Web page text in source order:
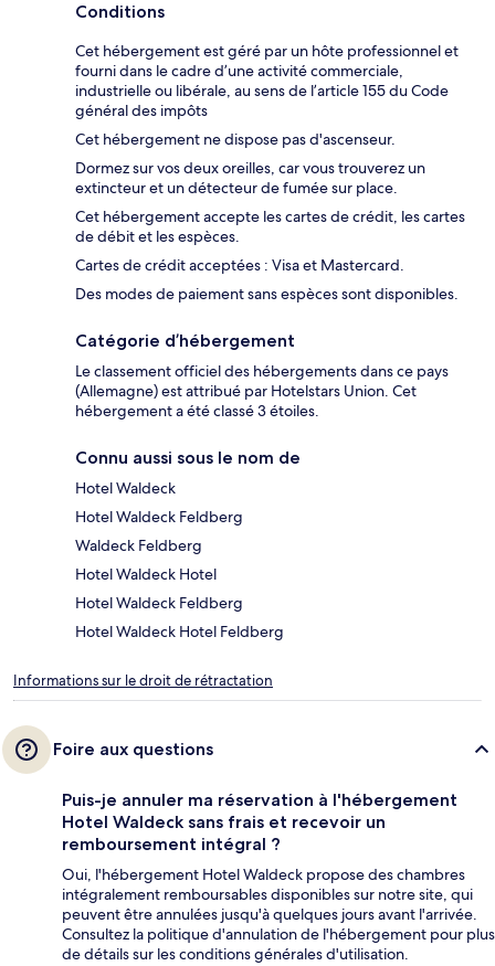
Conditions
Cet hébergement est géré par un hôte professionnel et
fourni dans le cadre d’une activité commerciale,
industrielle ou libérale, au sens de l’article 155 du Code
général des impôts
Cet hébergement ne dispose pas d'ascenseur.
Dormez sur vos deux oreilles, car vous trouverez un
extincteur et un détecteur de fumée sur place.
Cet hébergement accepte les cartes de crédit, les cartes
de débit et les espèces.
Cartes de crédit acceptées : Visa et Mastercard.
Des modes de paiement sans espèces sont disponibles.
Catégorie d’hébergement
Le classement officiel des hébergements dans ce pays
(Allemagne) est attribué par Hotelstars Union. Cet
hébergement a été classé 3 étoiles.
Connu aussi sous le nom de
Hotel Waldeck
Hotel Waldeck Feldberg
Waldeck Feldberg
Hotel Waldeck Hotel
Hotel Waldeck Feldberg
Hotel Waldeck Hotel Feldberg
Informations sur le droit de rétractation
Foire aux questions
Puis-je annuler ma réservation à l'hébergement
Hotel Waldeck sans frais et recevoir un
remboursement intégral ?
Oui, l'hébergement Hotel Waldeck propose des chambres
intégralement remboursables disponibles sur notre site, qui
peuvent être annulées jusqu'à quelques jours avant l'arrivée.
Consultez la politique d'annulation de l'hébergement pour plus
de détails sur les conditions générales d'utilisation.